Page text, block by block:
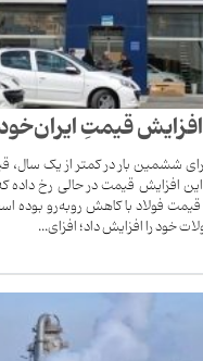
ششمین بار در کمتر از یک
این افزایش قیمت در حالی رخ
فولاد با کاهش روبه‌رو بوده
خود را افزایش داد؛ افزای...